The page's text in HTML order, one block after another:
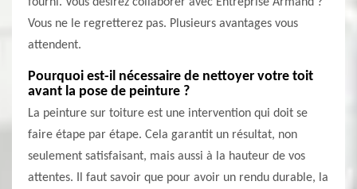
Vous ne le regretterez pas. Plusieurs avantages vous
attendent.
Pourquoi est-il nécessaire de nettoyer votre toit
avant la pose de peinture ?
La peinture sur toiture est une intervention qui doit se
faire étape par étape. Cela garantit un résultat, non
seulement satisfaisant, mais aussi à la hauteur de vos
attentes. Il faut savoir que pour avoir un rendu durable, la